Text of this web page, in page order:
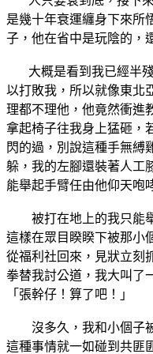
是幾十年衰運纏身下來所
子，他在省中是玩陰的，
大概是看到我已經半殘
以打敗我，所以就像東北
理都不理他，他竟然衝進
拿起椅子往我身上猛砸，
閃的過，別說這種手無縛
躲，我的左腳還裝著人工
能舉起手臂任由他仰天咆
被打在地上的我只能舉
這樣在眾目睽睽下被那小
從福利社回來，見狀立刻
拳替我討公道，我大叫了
「張幹仔！算了吧！」
沒多久，我和小個子被
這種事情就一如碰到共匪